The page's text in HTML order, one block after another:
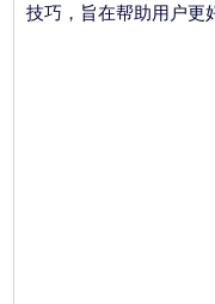
技巧，旨在帮助用户更